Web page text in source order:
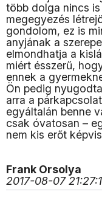
több dolga nincs
megegyezés
gondolom, ez is
anyjának a
elmondhatja a
miért ésszerű,
ennek a
Ön pedig
arra a
egyáltalán benne
csak óvatosan –
nem kis erőt
Frank Orsolya
2017-08-07